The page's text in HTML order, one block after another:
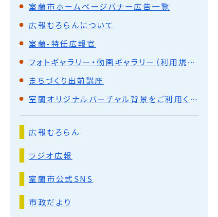
室蘭市ホームページバナー広告一覧
広報むろらんについて
室蘭-特任広報官
フォトギャラリー・動画ギャラリー（利用規約）
まちづくり出前講座
室蘭オリジナルバーチャル背景をご利用ください
広報むろらん
ラジオ広報
室蘭市公式SNS
市政だより